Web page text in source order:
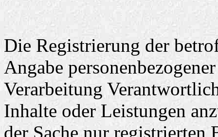
Die Registrierung der
Angabe
Verarbeitung
Inhalte oder Leistungen
der Sache nur registrierten